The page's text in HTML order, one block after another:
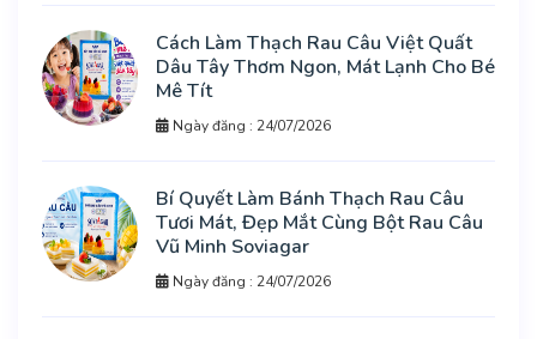
Cách Làm Thạch Rau Câu Việt Quất
Dâu Tây Thơm Ngon, Mát Lạnh Cho Bé
Mê Tít
Ngày đăng : 24/07/2026
Bí Quyết Làm Bánh Thạch Rau Câu
Tươi Mát, Đẹp Mắt Cùng Bột Rau Câu
Vũ Minh Soviagar
Ngày đăng : 24/07/2026